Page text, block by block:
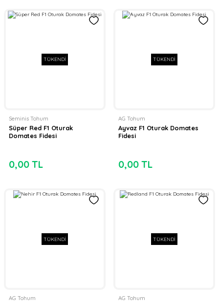
TÜKENDİ
Seminis Tohum
Süper Red F1 Oturak
Domates Fidesi
0,00 TL
TÜKENDİ
AG Tohum
Ayvaz F1 Oturak Domates
Fidesi
0,00 TL
TÜKENDİ
AG Tohum
TÜKENDİ
AG Tohum